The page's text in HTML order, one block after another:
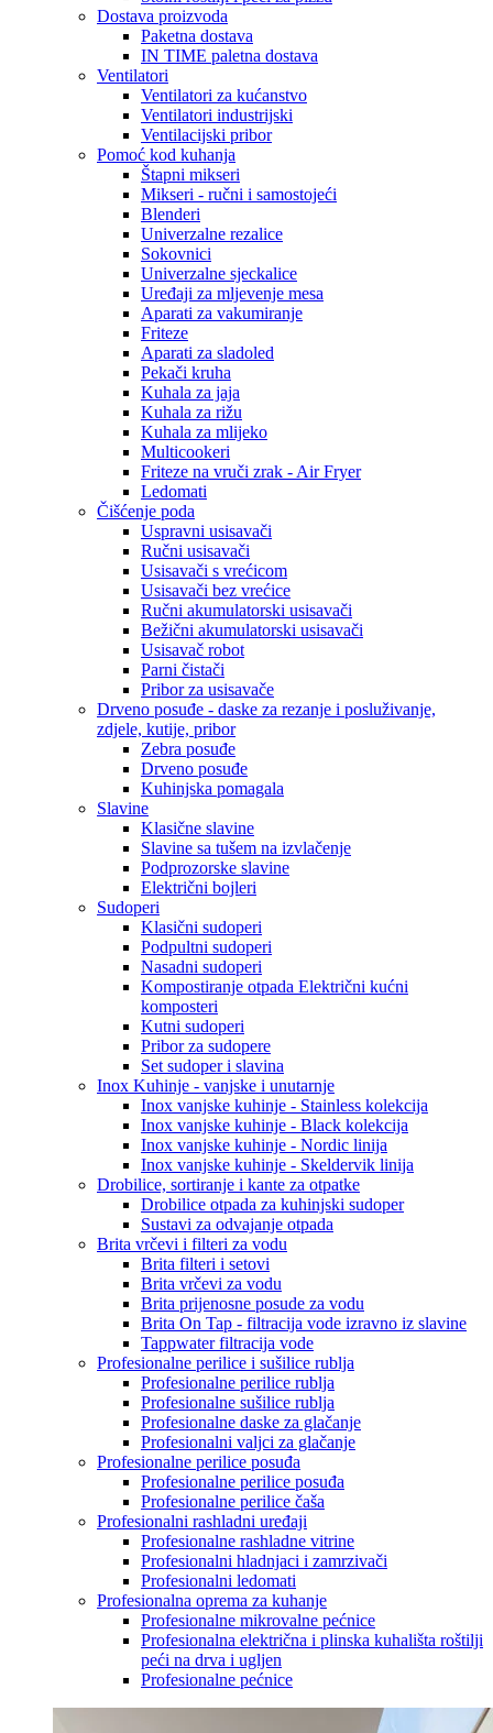
Dostava proizvoda
Paketna dostava
IN TIME paletna dostava
Ventilatori
Ventilatori za kućanstvo
Ventilatori industrijski
Ventilacijski pribor
Pomoć kod kuhanja
Štapni mikseri
Mikseri - ručni i samostojeći
Blenderi
Univerzalne rezalice
Sokovnici
Univerzalne sjeckalice
Uređaji za mljevenje mesa
Aparati za vakumiranje
Friteze
Aparati za sladoled
Pekači kruha
Kuhala za jaja
Kuhala za rižu
Kuhala za mlijeko
Multicookeri
Friteze na vruči zrak - Air Fryer
Ledomati
Čišćenje poda
Uspravni usisavači
Ručni usisavači
Usisavači s vrećicom
Usisavači bez vrećice
Ručni akumulatorski usisavači
Bežični akumulatorski usisavači
Usisavač robot
Parni čistači
Pribor za usisavače
Drveno posuđe - daske za rezanje i posluživanje,
zdjele, kutije, pribor
Zebra posuđe
Drveno posuđe
Kuhinjska pomagala
Slavine
Klasične slavine
Slavine sa tušem na izvlačenje
Podprozorske slavine
Električni bojleri
Sudoperi
Klasični sudoperi
Podpultni sudoperi
Nasadni sudoperi
Kompostiranje otpada Električni kućni
komposteri
Kutni sudoperi
Pribor za sudopere
Set sudoper i slavina
Inox Kuhinje - vanjske i unutarnje
Inox vanjske kuhinje - Stainless kolekcija
Inox vanjske kuhinje - Black kolekcija
Inox vanjske kuhinje - Nordic linija
Inox vanjske kuhinje - Skeldervik linija
Drobilice, sortiranje i kante za otpatke
Drobilice otpada za kuhinjski sudoper
Sustavi za odvajanje otpada
Brita vrčevi i filteri za vodu
Brita filteri i setovi
Brita vrčevi za vodu
Brita prijenosne posude za vodu
Brita On Tap - filtracija vode izravno iz slavine
Tappwater filtracija vode
Profesionalne perilice i sušilice rublja
Profesionalne perilice rublja
Profesionalne sušilice rublja
Profesionalne daske za glačanje
Profesionalni valjci za glačanje
Profesionalne perilice posuđa
Profesionalne perilice posuđa
Profesionalne perilice čaša
Profesionalni rashladni uređaji
Profesionalne rashladne vitrine
Profesionalni hladnjaci i zamrzivači
Profesionalni ledomati
Profesionalna oprema za kuhanje
Profesionalne mikrovalne pećnice
Profesionalna električna i plinska kuhališta roštilji
peći na drva i ugljen
Profesionalne pećnice